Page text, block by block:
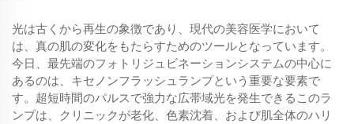
光は古くから再生の象徴であり、現代の美容医学において
は、真の肌の変化をもたらすためのツールとなっています。
今日、最先端のフォトリジュビネーションシステムの中心に
あるのは、キセノンフラッシュランプという重要な要素で
す。超短時間のパルスで強力な広帯域光を発生できるこのラ
ンプは、クリニックが老化、色素沈着、および肌全体のハリ